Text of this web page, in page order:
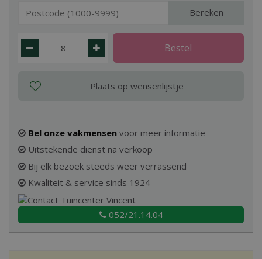
Bereken
Bel onze vakmensen voor meer informatie
Uitstekende dienst na verkoop
Bij elk bezoek steeds weer verrassend
Kwaliteit & service sinds 1924
052/21.14.04